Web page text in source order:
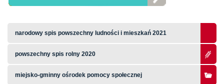
narodowy spis powszechny ludności i mieszkań 2021
powszechny spis rolny 2020
miejsko-gminny ośrodek pomocy społecznej